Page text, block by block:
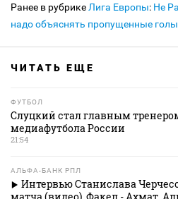
Ранее в рубрике Лига Европы: Не
надо объяснять пропущенные
ЧИТАТЬ ЕЩЕ
ФУТБОЛ
Слуцкий стал главным
медиафутбола России
21:54
АЛЬФА-БАНК РПЛ
Интервью Станислава